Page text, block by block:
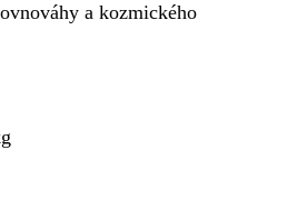
a kozmického